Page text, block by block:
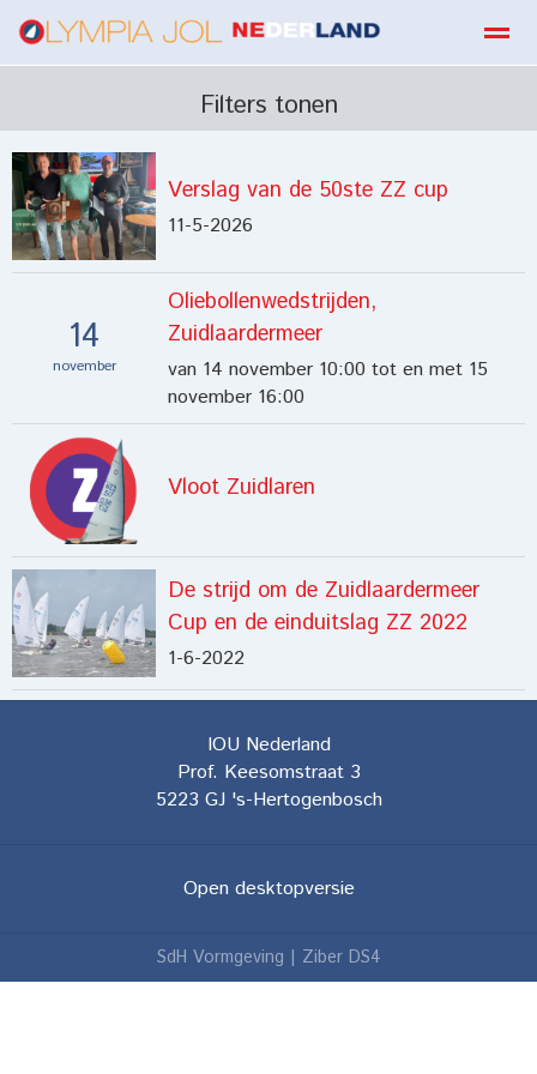
Home Zoeken E-mail Contact
Filters tonen
Verslag van de 50ste ZZ cup
11-5-2026
14
november
Oliebollenwedstrijden,
Zuidlaardermeer
van 14 november 10:00 tot en met 15
november 16:00
Vloot Zuidlaren
De strijd om de Zuidlaardermeer
Cup en de einduitslag ZZ 2022
1-6-2022
IOU Nederland
Prof. Keesomstraat 3
5223 GJ 's-Hertogenbosch
Open desktopversie
SdH Vormgeving | Ziber DS4